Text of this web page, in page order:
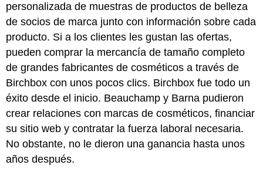
personalizada de muestras de productos de belleza
de socios de marca junto con información sobre cada
producto. Si a los clientes les gustan las ofertas,
pueden comprar la mercancía de tamaño completo
de grandes fabricantes de cosméticos a través de
Birchbox con unos pocos clics. Birchbox fue todo un
éxito desde el inicio. Beauchamp y Barna pudieron
crear relaciones con marcas de cosméticos, financiar
su sitio web y contratar la fuerza laboral necesaria.
No obstante, no le dieron una ganancia hasta unos
años después.